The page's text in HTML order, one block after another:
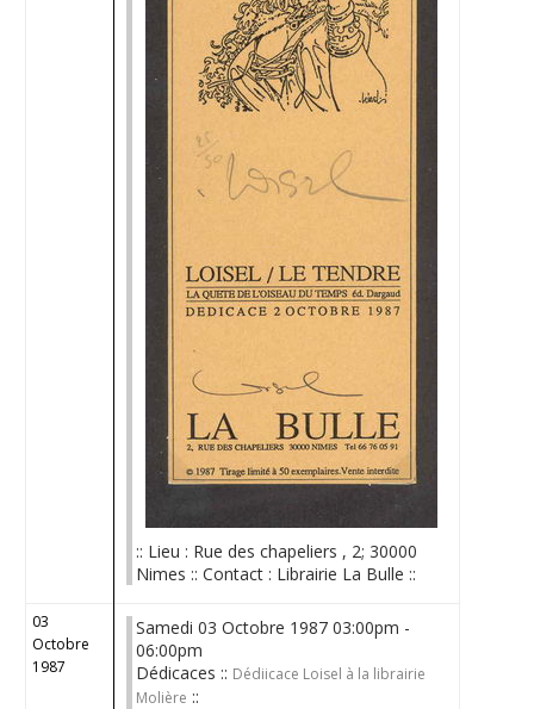
:: Lieu : Rue des chapeliers , 2; 30000
Nimes :: Contact : Librairie La Bulle ::
03
Octobre
1987
Samedi 03 Octobre 1987 03:00pm -
06:00pm
Dédicaces :: Dédiicace Loisel à la librairie
Molière ::